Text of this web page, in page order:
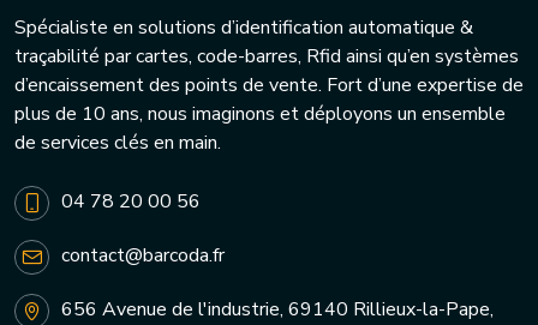
Spécialiste en solutions d’identification automatique &
traçabilité par cartes, code-barres, Rfid ainsi qu’en systèmes
d’encaissement des points de vente. Fort d’une expertise de
plus de 10 ans, nous imaginons et déployons un ensemble
de services clés en main.
04 78 20 00 56
contact@barcoda.fr
656 Avenue de l'industrie, 69140 Rillieux-la-Pape,